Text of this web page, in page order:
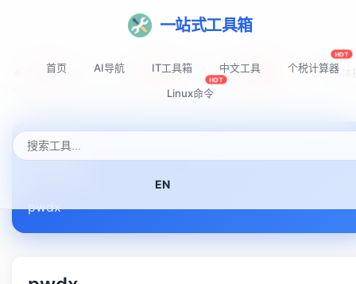
一站式工具箱
首页 AI导航 IT工具箱 中文工具 个税计算器
HOT
Linux命令
HOT
EN
🔥 热门推荐: Top-AI-Tools NEW AI提示词秘籍 NEW AI IDE智能体
pwdx
pwdx